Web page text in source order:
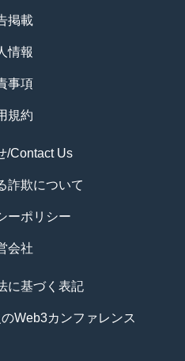
掲載
情報
事項
規約
/Contact Us
詐欺について
ーポリシー
会社
に基づく表記
Web3カンファレンス